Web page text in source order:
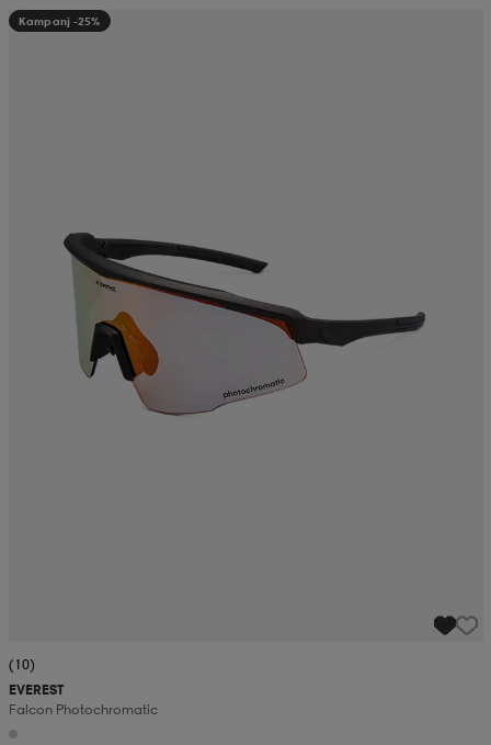
Kampanj -25%
(10)
EVEREST
Falcon Photochromatic